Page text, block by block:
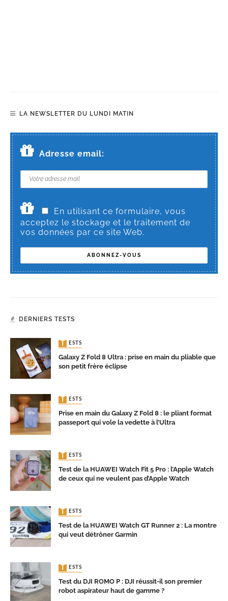
LA NEWSLETTER DU LUNDI MATIN
Adresse email:
En utilisant ce formulaire, vous
acceptez le stockage et le traitement de
vos données par ce site Web.
DERNIERS TESTS
TESTS
Galaxy Z Fold 8 Ultra : prise en main du pliable que
son petit frère éclipse
TESTS
Prise en main du Galaxy Z Fold 8 : le pliant format
passeport qui vole la vedette à l’Ultra
TESTS
Test de la HUAWEI Watch Fit 5 Pro : l’Apple Watch
de ceux qui ne veulent pas d’Apple Watch
TESTS
Test de la HUAWEI Watch GT Runner 2 : La montre
qui veut détrôner Garmin
TESTS
Test du DJI ROMO P : DJI réussit-il son premier
robot aspirateur haut de gamme ?